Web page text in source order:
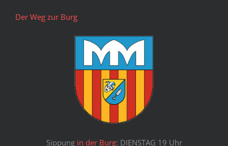
Der Weg zur Burg
Sippung in der Burg: DIENSTAG 19 Uhr